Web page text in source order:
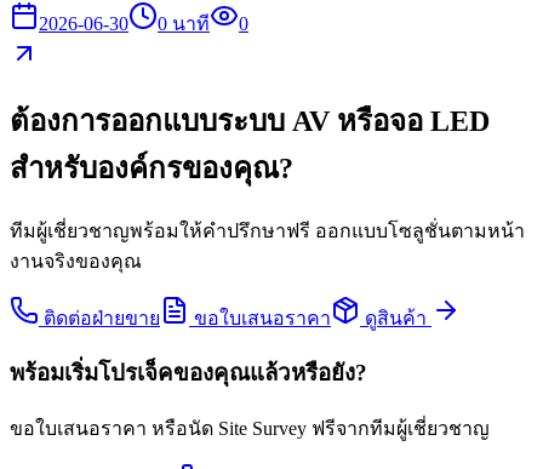
2026-06-30 0 นาที 0
ต้องการออกแบบระบบ AV หรือจอ LED
สำหรับองค์กรของคุณ?
ทีมผู้เชี่ยวชาญพร้อมให้คำปรึกษาฟรี ออกแบบโซลูชั่นตามหน้า
งานจริงของคุณ
ติดต่อฝ่ายขาย ขอใบเสนอราคา ดูสินค้า
พร้อมเริ่มโปรเจ็คของคุณแล้วหรือยัง?
ขอใบเสนอราคา หรือนัด Site Survey ฟรีจากทีมผู้เชี่ยวชาญ